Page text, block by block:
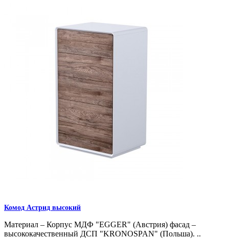
Комод Астрид высокий
Материал – Корпус МДФ "EGGER" (Австрия) фасад –
высококачественный ДСП "KRONOSPAN" (Польша). ..